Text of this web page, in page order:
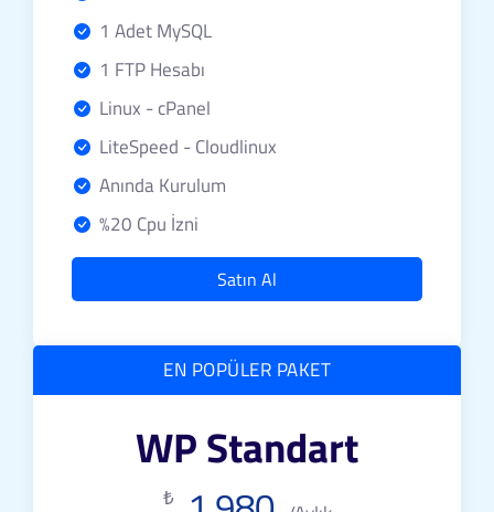
1 Adet MySQL
1 FTP Hesabı
Linux - cPanel
LiteSpeed - Cloudlinux
Anında Kurulum
%20 Cpu İzni
Satın Al
EN POPÜLER PAKET
WP Standart
₺